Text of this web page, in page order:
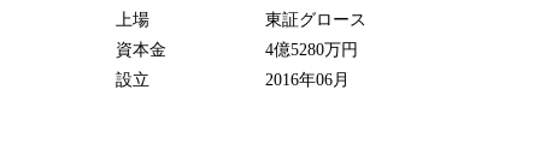
上場
東証グロース
資本金
4億5280万円
設立
2016年06月